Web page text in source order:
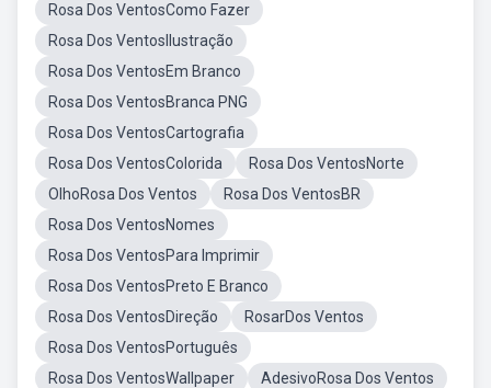
Rosa Dos VentosComo Fazer
Rosa Dos VentosIlustração
Rosa Dos VentosEm Branco
Rosa Dos VentosBranca PNG
Rosa Dos VentosCartografia
Rosa Dos VentosColorida
Rosa Dos VentosNorte
OlhoRosa Dos Ventos
Rosa Dos VentosBR
Rosa Dos VentosNomes
Rosa Dos VentosPara Imprimir
Rosa Dos VentosPreto E Branco
Rosa Dos VentosDireção
RosarDos Ventos
Rosa Dos VentosPortuguês
Rosa Dos VentosWallpaper
AdesivoRosa Dos Ventos